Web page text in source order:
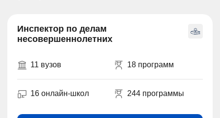
Инспектор по делам
несовершеннолетних
11 вузов 18 программ
16 онлайн-школ 244 программы